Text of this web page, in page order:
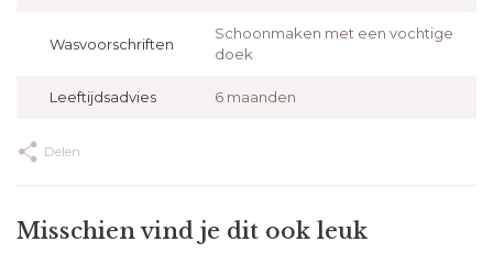
Wasvoorschriften
Schoonmaken met een vochtige
doek
Leeftijdsadvies 6 maanden
Delen
Misschien vind je dit ook leuk